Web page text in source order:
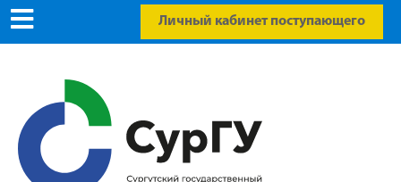
Личный кабинет поступающего